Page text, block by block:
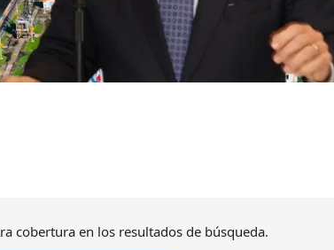
cobertura en los resultados de búsqueda.